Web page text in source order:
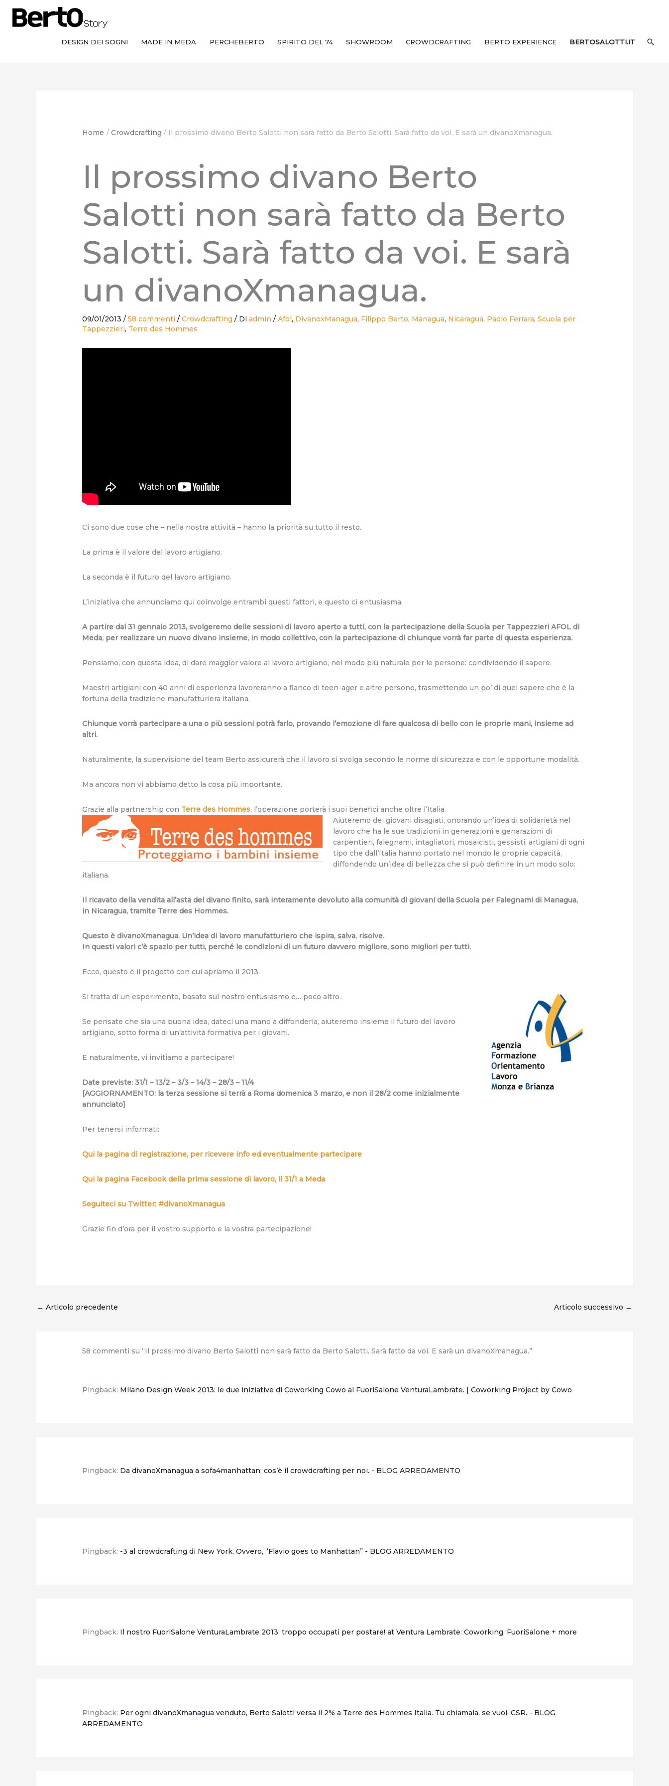
contenuto
navigazione
contenuto
DESIGN DEI SOGNI MADE IN MEDA PERCHEBERTO SPIRITO DEL 74 SHOWROOM CROWDCRAFTING BERTO EXPERIENCE BERTOSALOTTI.IT
Home Crowdcrafting Il prossimo divano Berto Salotti non sarà fatto da Berto Salotti. Sarà fatto da voi. E sarà un divanoXmanagua.
Il prossimo divano Berto
Salotti non sarà fatto da Berto
Salotti. Sarà fatto da voi. E sarà
un divanoXmanagua.
09/01/2013/58 commenti /Crowdcrafting / Diadmin/Afol, DivanoxManagua, Filippo Berto, Managua, Nicaragua, Paolo Ferrara,Scuola per
Tappezzieri, Terre des Hommes
Ci sono due cose che – nella nostra attività – hanno la priorità su tutto il resto.
La prima è il valore del lavoro artigiano.
La seconda è il futuro del lavoro artigiano.
L’iniziativa che annunciamo qui coinvolge entrambi questi fattori, e questo ci entusiasma.
A partire dal 31 gennaio 2013, svolgeremo delle sessioni di lavoro aperto a tutti, con la partecipazione della Scuola per Tappezzieri AFOL di
Meda, per realizzare un nuovo divano insieme, in modo collettivo, con la partecipazione di chiunque vorrà far parte di questa esperienza.
Pensiamo, con questa idea, di dare maggior valore al lavoro artigiano, nel modo più naturale per le persone: condividendo il sapere.
Maestri artigiani con 40 anni di esperienza lavoreranno a fianco di teen-ager e altre persone, trasmettendo un po’ di quel sapere che è la
fortuna della tradizione manufatturiera italiana.
Chiunque vorrà partecipare a una o più sessioni potrà farlo, provando l’emozione di fare qualcosa di bello con le proprie mani, insieme ad
altri.
Naturalmente, la supervisione del team Berto assicurerà che il lavoro si svolga secondo le norme di sicurezza e con le opportune modalità.
Ma ancora non vi abbiamo detto la cosa più importante.
Grazie alla partnership con Terre des Hommes, l’operazione porterà i suoi benefici anche oltre l’Italia.
Aiuteremo dei giovani disagiati, onorando un’idea di solidarietà nel
lavoro che ha le sue tradizioni in generazioni e genarazioni di
carpentieri, falegnami, intagliatori, mosaicisti, gessisti, artigiani di ogni
tipo che dall’Italia hanno portato nel mondo le proprie capacità,
diffondendo un’idea di bellezza che si può definire in un modo solo:
italiana.
Il ricavato della vendita all’asta del divano finito, sarà interamente devoluto alla comunità di giovani della Scuola per Falegnami di Managua,
in Nicaragua, tramite Terre des Hommes.
Questo è divanoXmanagua. Un’idea di lavoro manufatturiero che ispira, salva, risolve.
In questi valori c’è spazio per tutti, perché le condizioni di un futuro davvero migliore, sono migliori per tutti.
Ecco, questo è il progetto con cui apriamo il 2013.
Si tratta di un esperimento, basato sul nostro entusiasmo e… poco altro.
Se pensate che sia una buona idea, dateci una mano a diffonderla, aiuteremo insieme il futuro del lavoro
artigiano, sotto forma di un’attività formativa per i giovani.
E naturalmente, vi invitiamo a partecipare!
Date previste: 31/1 – 13/2 – 3/3 – 14/3 – 28/3 – 11/4
[AGGIORNAMENTO: la terza sessione si terrà a Roma domenica 3 marzo, e non il 28/2 come inizialmente
annunciato]
Per tenersi informati:
Qui la pagina di registrazione, per ricevere info ed eventualmente partecipare
Qui la pagina Facebook della prima sessione di lavoro, il 31/1 a Meda
Seguiteci su Twitter: #divanoXmanagua
Grazie fin d’ora per il vostro supporto e la vostra partecipazione!
← Articolo precedente Articolo successivo →
58 commenti su “Il prossimo divano Berto Salotti non sarà fatto da Berto Salotti. Sarà fatto da voi. E sarà un divanoXmanagua.”
Pingback: Milano Design Week 2013: le due iniziative di Coworking Cowo al FuoriSalone VenturaLambrate. | Coworking Project by Cowo
Pingback: Da divanoXmanagua a sofa4manhattan: cos’è il crowdcrafting per noi. - BLOG ARREDAMENTO
Pingback: -3 al crowdcrafting di New York. Ovvero, “Flavio goes to Manhattan” - BLOG ARREDAMENTO
Pingback: Il nostro FuoriSalone VenturaLambrate 2013: troppo occupati per postare! at Ventura Lambrate: Coworking, FuoriSalone + more
Pingback: Per ogni divanoXmanagua venduto, Berto Salotti versa il 2% a Terre des Hommes Italia. Tu chiamala, se vuoi, CSR. - BLOG
ARREDAMENTO